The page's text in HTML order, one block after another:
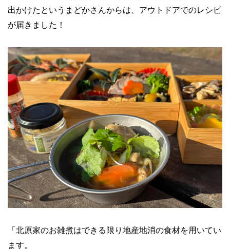
出かけたというまどかさんからは、アウトドアでのレシピ
が届きました！
「北原家のお雑煮はできる限り地産地消の食材を用いてい
ます。